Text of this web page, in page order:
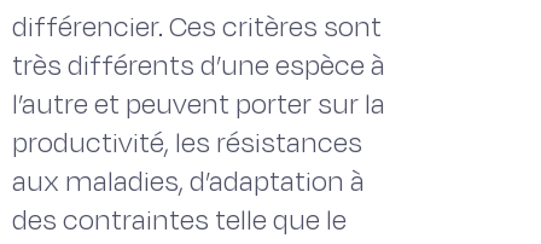
différencier. Ces critères sont
très différents d’une espèce à
l’autre et peuvent porter sur la
productivité, les résistances
aux maladies, d’adaptation à
des contraintes telle que le